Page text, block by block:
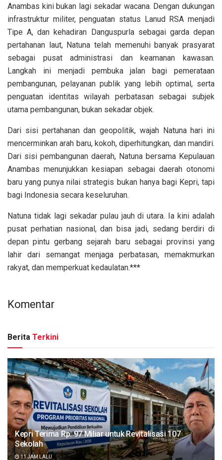
Anambas kini bukan lagi sekadar wacana. Dengan dukungan
infrastruktur militer, penguatan status Lanud RSA menjadi
Tipe A, dan kehadiran Danguspurla sebagai garda depan
pertahanan laut, Natuna telah memenuhi banyak prasyarat
sebagai pusat administrasi dan keamanan kawasan.
Langkah ini menjadi pembuka jalan bagi pemerataan
pembangunan, pelayanan publik yang lebih optimal, serta
penguatan identitas wilayah perbatasan sebagai subjek
utama pembangunan, bukan sekadar objek.
Dari sisi pertahanan dan geopolitik, wajah Natuna hari ini
mencerminkan arah baru, kokoh, diperhitungkan, dan mandiri.
Dari sisi pembangunan daerah, Natuna bersama Kepulauan
Anambas menunjukkan kesiapan sebagai daerah otonomi
baru yang punya nilai strategis bukan hanya bagi Kepri, tapi
bagi Indonesia secara keseluruhan.
Natuna tidak lagi sekadar pulau jauh di utara. Ia kini adalah
pusat perhatian nasional, dan bisa jadi, sedang berdiri di
depan pintu gerbang sejarah baru sebagai provinsi yang
lahir dari semangat menjaga perbatasan, memakmurkan
rakyat, dan memperkuat kedaulatan.***
Komentar
Berita Terkini
Kepri Terima Rp. 97 Miliar untuk Revitalisasi 107
Sekolah
11 JAM LALU